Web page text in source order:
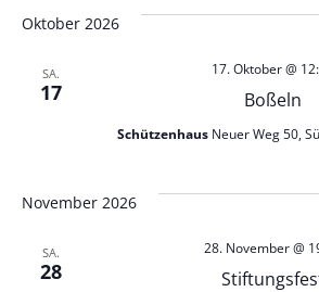
Oktober 2026
SA.
17 Boßeln
17. Oktober @
Schützenhaus Neuer Weg 50,
November 2026
SA.
28
28. November @